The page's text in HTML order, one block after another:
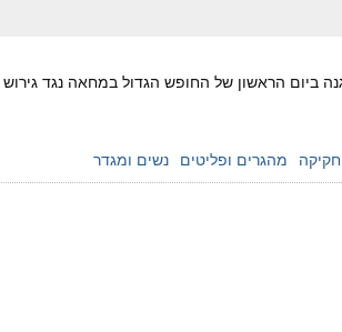
חקיקה מהגרים ופליטים נשים ומגדר